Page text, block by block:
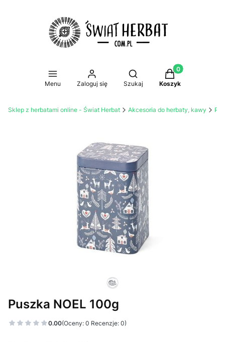
Menu Zaloguj się
Otwórz wyszukiwarkę
Szukaj
Produkty w
Koszyk
Sklep z herbatami online - Świat Herbat Akcesoria do herbaty, kawy
Puszka NOEL 100g
0.00(Oceny: 0 Recenzje: 0)